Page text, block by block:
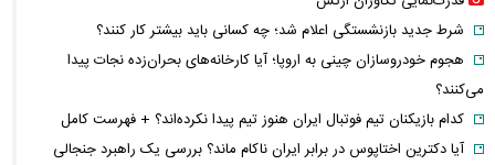
شرط جدید بازنشستگی اعلام شد؛ چه کسانی باید بیشتر کار کنند؟
هجوم خودروسازان چینی به اروپا؛ آیا کارخانه‌های بحران‌زده نجات پیدا
می‌کنند؟
کدام بازیکنان تیم فوتبال ایران هنوز تیم پیدا نکرده‌اند؟ + فهرست کامل
آیا دکترین اختاپوس در برابر ایران ناکام ماند؟ بررسی یک راهبرد جنجالی